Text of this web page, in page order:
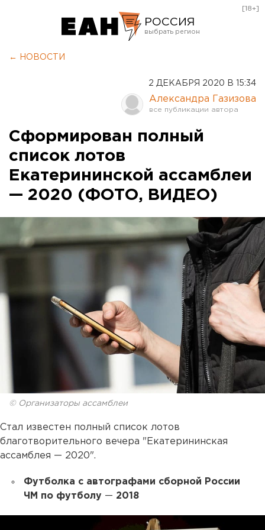
РОССИЯ
Оренбург
[18+]
← НОВОСТИ
2 ДЕКАБРЯ 2020 В 15:34
Александра Газизова
Сформирован полный
список лотов
Екатерининской ассамблеи
— 2020 (ФОТО, ВИДЕО)
© Организаторы ассамблеи
Стал известен полный список лотов
благотворительного вечера "Екатерининская
ассамблея — 2020".
Футболка с автографами сборной России
ЧМ по футболу — 2018